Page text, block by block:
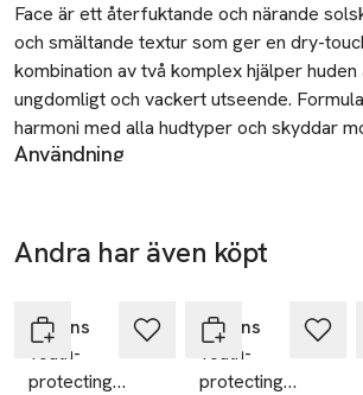
Face är ett återfuktande och närande
och smältande textur som ger en dry-
kombination av två komplex hjälper
ungdomligt och vackert utseende.
harmoni med alla hudtyper och skyddar
effekterna som solen och fria radikaler kan
• Solskydd för ansiktet
• Matt finish
• Vattenresistent
• Passar alla hudtyper
Användning
svettats.
SKU: 65990738
Andra har även köpt
Clarins
Youth-
protecting
Clarins
Youth-
protecting